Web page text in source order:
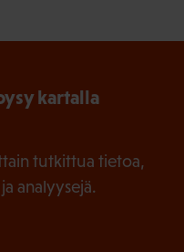
kartalla
tutkittua tietoa,
analyysejä.